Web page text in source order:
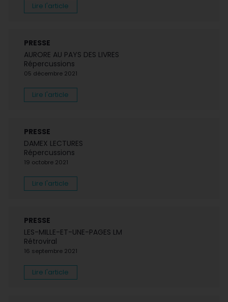
Lire l'article
PRESSE
AURORE AU PAYS DES LIVRES
Répercussions
05 décembre 2021
Lire l'article
PRESSE
DAMEX LECTURES
Répercussions
19 octobre 2021
Lire l'article
PRESSE
LES-MILLE-ET-UNE-PAGES LM
Rétroviral
16 septembre 2021
Lire l'article